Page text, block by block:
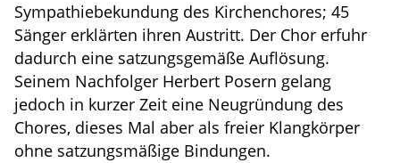
Sympathiebekundung des Kirchenchores; 45
Sänger erklärten ihren Austritt. Der Chor erfuhr
dadurch eine satzungsgemäße Auflösung.
Seinem Nachfolger Herbert Posern gelang
jedoch in kurzer Zeit eine Neugründung des
Chores, dieses Mal aber als freier Klangkörper
ohne satzungsmäßige Bindungen.